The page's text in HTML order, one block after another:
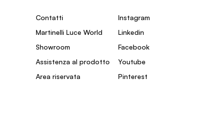
Contatti
Martinelli Luce World
Showroom
Assistenza al prodotto
Area riservata
Instagram
Linkedin
Facebook
Youtube
Pinterest